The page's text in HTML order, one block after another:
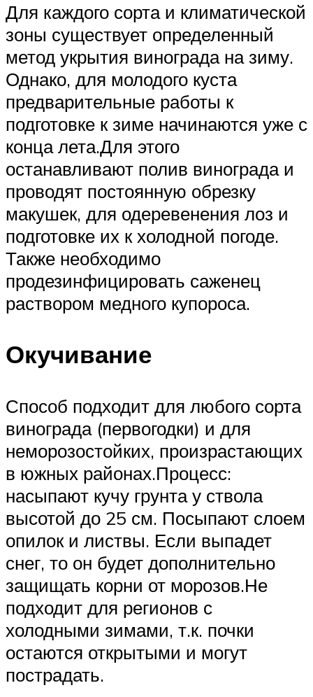
Для каждого сорта и климатической
зоны существует определенный
метод укрытия винограда на зиму.
Однако, для молодого куста
предварительные работы к
подготовке к зиме начинаются уже с
конца лета.Для этого
останавливают полив винограда и
проводят постоянную обрезку
макушек, для одеревенения лоз и
подготовке их к холодной погоде.
Также необходимо
продезинфицировать саженец
раствором медного купороса.
Окучивание
Способ подходит для любого сорта
винограда (первогодки) и для
неморозостойких, произрастающих
в южных районах.Процесс:
насыпают кучу грунта у ствола
высотой до 25 см. Посыпают слоем
опилок и листвы. Если выпадет
снег, то он будет дополнительно
защищать корни от морозов.Не
подходит для регионов с
холодными зимами, т.к. почки
остаются открытыми и могут
пострадать.